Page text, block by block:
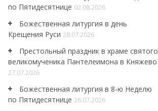
по Пятидесятнице 02.08.2026
Божественная литургия в день
Крещения Руси 28.07.2026
Престольный праздник в храме святого
великомученика Пантелеимона в Княжево
27.07.2026
Божественная литургия в 8-ю Неделю
по Пятидесятнице 26.07.2026